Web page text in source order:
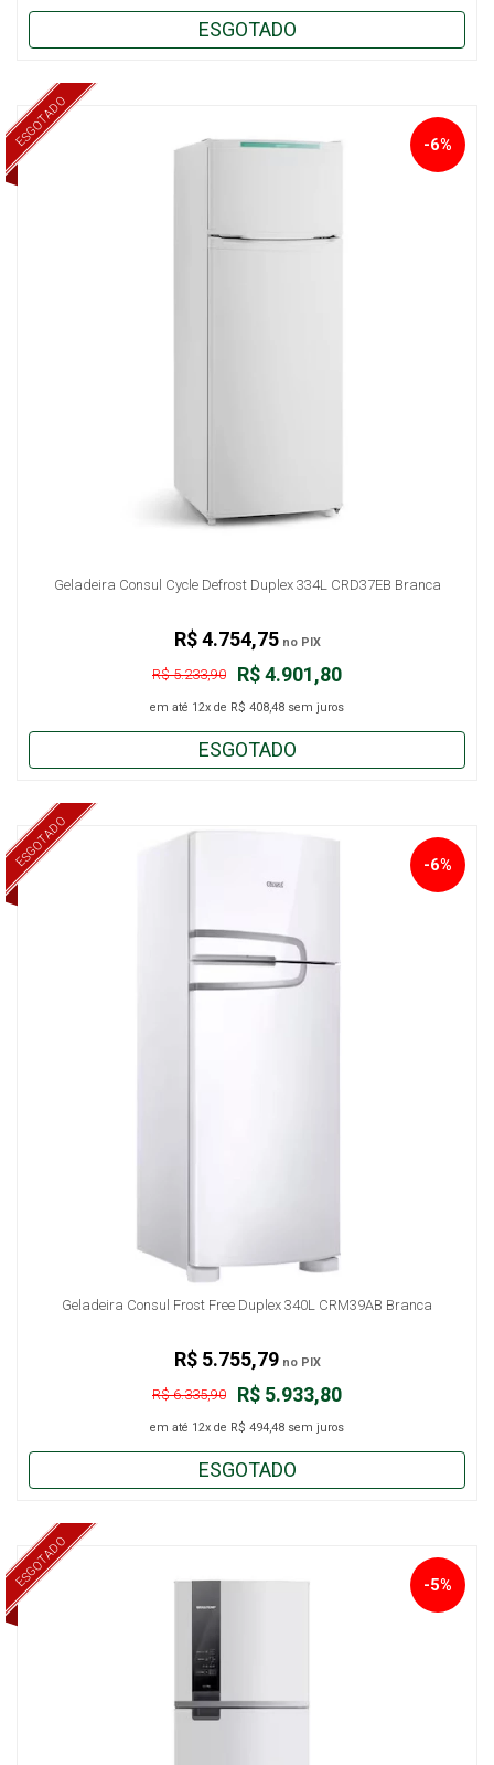
ESGOTADO
ESGOTADO
Geladeira Consul Cycle Defrost Duplex 334L CRD37EB Branca
R$ 4.901,80
R$ 5.233,90
-6%
em até 12x de R$ 408,48 sem juros
R$ 4.754,75no PIX
ESGOTADO
ESGOTADO
Geladeira Consul Frost Free Duplex 340L CRM39AB Branca
R$ 5.933,80
R$ 6.335,90
-6%
em até 12x de R$ 494,48 sem juros
R$ 5.755,79no PIX
ESGOTADO
ESGOTADO -5%